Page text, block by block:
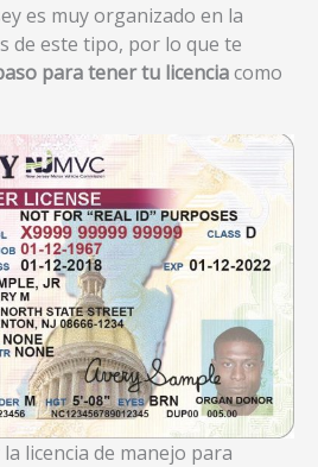
es muy organizado en la
de este tipo, por lo que te
para tener tu licenciacomo
licencia de manejo para